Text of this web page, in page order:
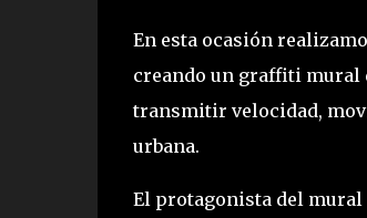
En esta ocasión
creando un graffiti mural
transmitir velocidad,
urbana.
El protagonista del mural